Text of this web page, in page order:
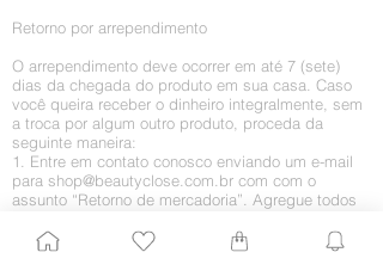
Retorno por arrependimento
O arrependimento deve ocorrer em até 7 (sete)
dias da chegada do produto em sua casa. Caso
você queira receber o dinheiro integralmente, sem
a troca por algum outro produto, proceda da
seguinte maneira:
1. Entre em contato conosco enviando um e-mail
para shop@beautyclose.com.br com com o
assunto “Retorno de mercadoria”. Agregue todos
do pedido, nome completo e telefones para
contato. Ficaríamos muito contentes em saber o